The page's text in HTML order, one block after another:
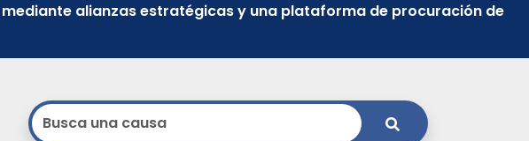
alianzas estratégicas y una plataforma de procuración de